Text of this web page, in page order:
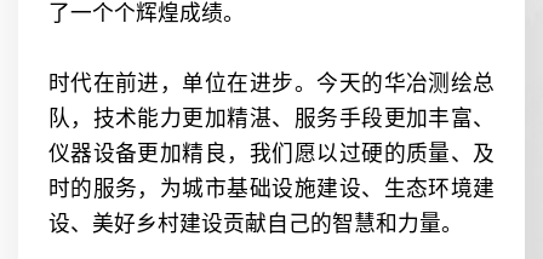
了一个个辉煌成绩。
时代在前进，单位在进步。今天的华冶测绘总
队，技术能力更加精湛、服务手段更加丰富、
仪器设备更加精良，我们愿以过硬的质量、及
时的服务，为城市基础设施建设、生态环境建
设、美好乡村建设贡献自己的智慧和力量。